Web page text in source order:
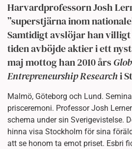
Harvardprofessorn Josh
”superstjärna inom
Samtidigt avslöjar han villigt
tiden avböjde aktier i ett
maj mottog han 2010 års
Entrepreneurship Researchi
Malmö, Göteborg och Lund.
prisceremoni. Professor Josh
schema under sin Sverigevistelse.
hinna visa Stockholm för sina
att se honom ta emot priset. Esbri